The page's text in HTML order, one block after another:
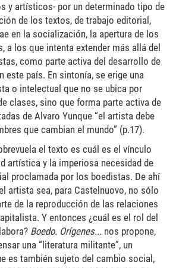
y artísticos- por un determinado tipo de
de los textos, de trabajo editorial,
en la socialización, la apertura de los
a los que intenta extender más allá del
como parte activa del desarrollo de
este país. En sintonía, se erige una
o intelectual que no se ubica por
clases, sino que forma parte activa de
de Alvaro Yunque “el artista debe
que cambian el mundo” (p.17).
el texto es cuál es el vínculo
artística y la imperiosa necesidad de
proclamada por los boedistas. De ahí
artista sea, para Castelnuovo, no sólo
de la reproducción de las relaciones
Y entonces ¿cuál es el rol del
Boedo. Orígenes... nos propone,
una “literatura militante”, un
es también sujeto del cambio social,